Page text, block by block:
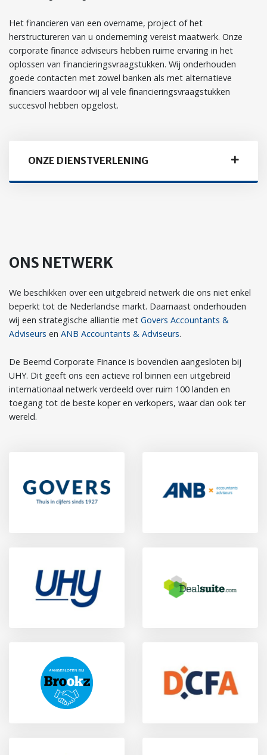
Het financieren van een overname, project of het
herstructureren van u onderneming vereist maatwerk. Onze
corporate finance adviseurs hebben ruime ervaring in het
oplossen van financieringsvraagstukken. Wij onderhouden
goede contacten met zowel banken als met alternatieve
financiers waardoor wij al vele financieringsvraagstukken
succesvol hebben opgelost.
ONZE DIENSTVERLENING
ONS NETWERK
We beschikken over een uitgebreid netwerk die ons niet enkel
beperkt tot de Nederlandse markt. Daarnaast onderhouden
wij een strategische alliantie met Govers Accountants &
Adviseurs en ANB Accountants & Adviseurs.
De Beemd Corporate Finance is bovendien aangesloten bij
UHY. Dit geeft ons een actieve rol binnen een uitgebreid
internationaal netwerk verdeeld over ruim 100 landen en
toegang tot de beste koper en verkopers, waar dan ook ter
wereld.